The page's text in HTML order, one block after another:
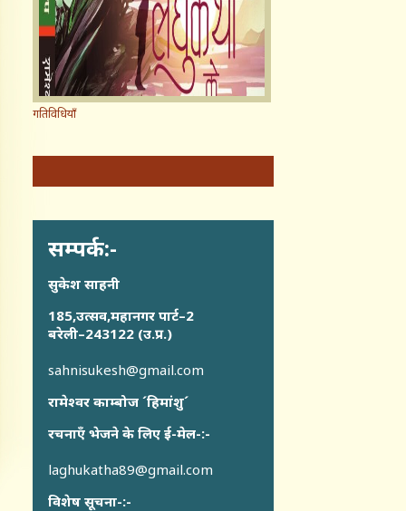
गतिविधियाँ
सम्पर्क:-
सुकेश साहनी
185,उत्सव,महानगर पार्ट–2
बरेली–243122 (उ.प्र.)
sahnisukesh@gmail.com
रामेश्वर काम्बोज ´हिमांशु´
रचनाएँ भेजने के लिए ई-मेल-:-
laghukatha89@gmail.com
विशेष सूचना-:-